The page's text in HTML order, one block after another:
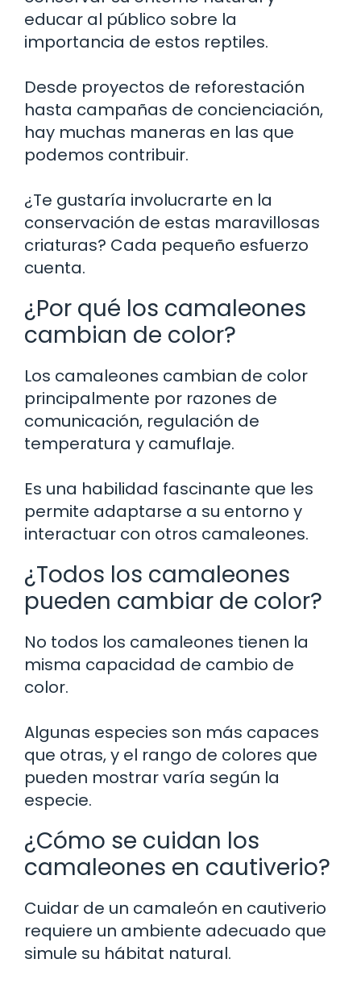
educar al público sobre la
importancia de estos reptiles.
Desde proyectos de reforestación
hasta campañas de concienciación,
hay muchas maneras en las que
podemos contribuir.
¿Te gustaría involucrarte en la
conservación de estas maravillosas
criaturas? Cada pequeño esfuerzo
cuenta.
¿Por qué los camaleones
cambian de color?
Los camaleones cambian de color
principalmente por razones de
comunicación, regulación de
temperatura y camuflaje.
Es una habilidad fascinante que les
permite adaptarse a su entorno y
interactuar con otros camaleones.
¿Todos los camaleones
pueden cambiar de color?
No todos los camaleones tienen la
misma capacidad de cambio de
color.
Algunas especies son más capaces
que otras, y el rango de colores que
pueden mostrar varía según la
especie.
¿Cómo se cuidan los
camaleones en cautiverio?
Cuidar de un camaleón en cautiverio
requiere un ambiente adecuado que
simule su hábitat natural.